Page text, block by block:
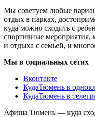
Мы советуем любые
отдых в парках,
куда можно сходить с
спортивные мероприятия,
и отдыха с семьей, и
Мы в социальных сетях
Вконтакте
КудаТюмень в
КудаТюмень в
Афиша Тюмень — куда